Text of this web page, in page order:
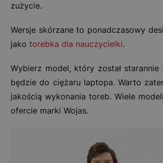
zużycie.
Wersje skórzane to ponadczasowy
jako torebka dla nauczycielki.
Wybierz model, który został
będzie do ciężaru laptopa. Warto
jakością wykonania toreb. Wiele
ofercie marki Wojas.